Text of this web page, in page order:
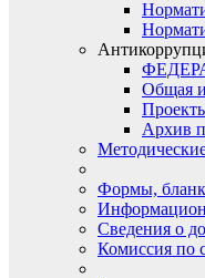
Общая
Архив
Формы,
Сведения о
Комиссия по